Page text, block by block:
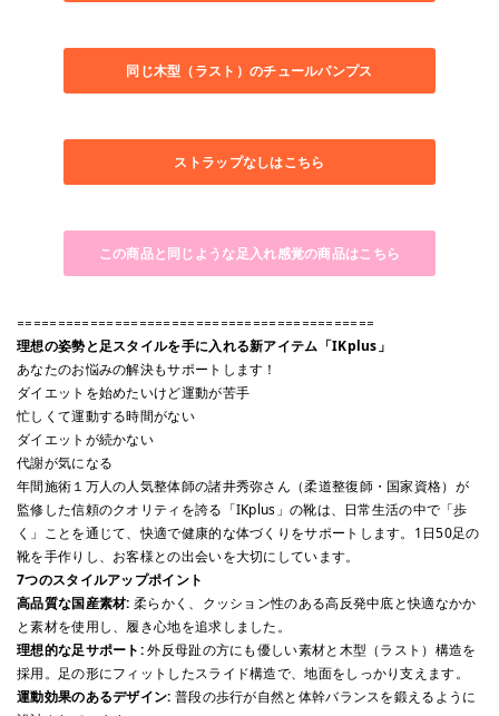
同じ木型（ラスト）のチュールパンプス
ストラップなしはこちら
この商品と同じような足入れ感覚の商品はこちら
============================================
理想の姿勢と足スタイルを手に入れる新アイテム「IKplus」
あなたのお悩みの解決もサポートします！
ダイエットを始めたいけど運動が苦手
忙しくて運動する時間がない
ダイエットが続かない
代謝が気になる
年間施術１万人の人気整体師の諸井秀弥さん（柔道整復師・国家資格）が
監修した信頼のクオリティを誇る「IKplus」の靴は、日常生活の中で「歩
く」ことを通じて、快適で健康的な体づくりをサポートします。1日50足の
靴を手作りし、お客様との出会いを大切にしています。
7つのスタイルアップポイント
高品質な国産素材: 柔らかく、クッション性のある高反発中底と快適なかか
と素材を使用し、履き心地を追求しました。
理想的な足サポート:外反母趾の方にも優しい素材と木型（ラスト）構造を
採用。足の形にフィットしたスライド構造で、地面をしっかり支えます。
運動効果のあるデザイン: 普段の歩行が自然と体幹バランスを鍛えるように